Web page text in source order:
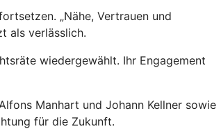
„Nähe, Vertrauen und
als verlässlich.
wiedergewählt. Ihr Engagement
Manhart und Johann Kellner sowie
für die Zukunft.